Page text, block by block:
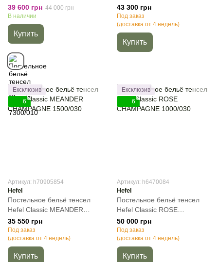
Молочный, 50х70см (2шт),
Евро, 200х220 см, 180х200
см (на резинке)
39 600 грн 44 000 грн
В наличии
Купить
50х70см (2шт), Полуторный,
140х200 см, 100х200 см (на
резинке)
43 300 грн
Под заказ
(доставка от 4 недель)
Купить
Ексклюзив
6
Артикул: h70905854
Hefel
Постельное бельё тенсел
Hefel Classic MEANDER
CHAMPAGNE 1500/030,
Кремовый, 50х70см (2шт),
Полуторный, 140х220 см,
160х260 см
35 550 грн
Под заказ
(доставка от 4 недель)
Купить
Ексклюзив
6
Артикул: h6470084
Hefel
Постельное бельё тенсел
Hefel Classic ROSE
CHAMPAGNE 1000/030,
Кремовый, 50х70см (2шт),
Евро, 200х220 см, 240х260
см
50 000 грн
Под заказ
(доставка от 4 недель)
Купить